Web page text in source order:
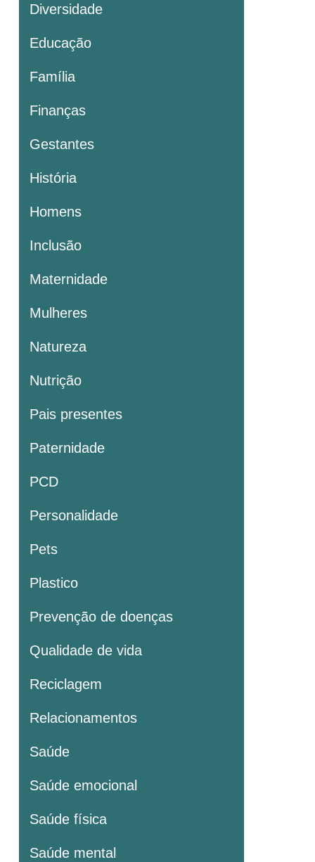
Diversidade
Educação
Família
Finanças
Gestantes
História
Homens
Inclusão
Maternidade
Mulheres
Natureza
Nutrição
Pais presentes
Paternidade
PCD
Personalidade
Pets
Plastico
Prevenção de doenças
Qualidade de vida
Reciclagem
Relacionamentos
Saúde
Saúde emocional
Saúde física
Saúde mental